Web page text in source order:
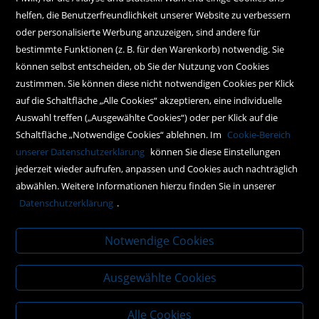
Kundenservice
Hilfe
Kontakt
Social Media
Policy
AGBs
Impressum
Datenschutz
helfen, die Benutzerfreundlichkeit unserer Website zu verbessern
oder personalisierte Werbung anzuzeigen, sind andere für
bestimmte Funktionen (z. B. für den Warenkorb) notwendig. Sie
können selbst entscheiden, ob Sie der Nutzung von Cookies
zustimmen. Sie können diese nicht notwendigen Cookies per Klick
auf die Schaltfläche „Alle Cookies“ akzeptieren, eine individuelle
Auswahl treffen („Ausgewählte Cookies“) oder per Klick auf die
Schaltfläche „Notwendige Cookies“ ablehnen. Im Cookie-Bereich
unserer Datenschutzerklärung können Sie diese Einstellungen
jederzeit wieder aufrufen, anpassen und Cookies auch nachträglich
abwählen. Weitere Informationen hierzu finden Sie in unserer
Datenschutzerklärung .
Notwendige Cookies
Ausgewählte Cookies
Alle Cookies